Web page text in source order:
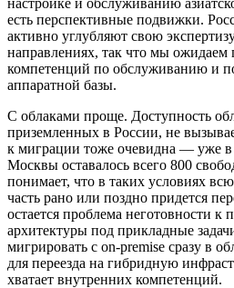
есть перспективные подвижки.
активно углубляют свою
направлениях, так что мы ожидаем
компетенций по обслуживанию и
аппаратной базы.
С облаками проще. Доступность
приземленных в России, не
к миграции тоже очевидна — уже
Москвы оставалось всего 800
понимает, что в таких условиях
часть рано или поздно придется
остается проблема неготовности к
архитектуры под прикладные
мигрировать с on-premise сразу в
для переезда на гибридную
хватает внутренних компетенций.